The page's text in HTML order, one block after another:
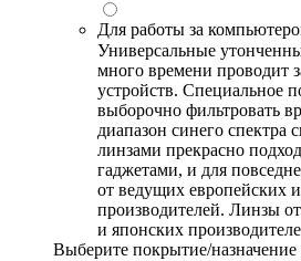
Для работы за
Универсальные
много времени проводит
устройств. Специальное
выборочно фильтровать
диапазон синего спектра
линзами прекрасно
гаджетами, и для
от ведущих европейских
производителей. Линзы
и японских
Выберите покрытие/назначение